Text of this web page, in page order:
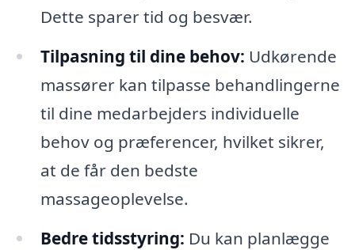
Dette sparer tid og besvær.
Tilpasning til dine behov: Udkørende
massører kan tilpasse behandlingerne
til dine medarbejders individuelle
behov og præferencer, hvilket sikrer,
at de får den bedste
massageoplevelse.
Bedre tidsstyring: Du kan planlægge